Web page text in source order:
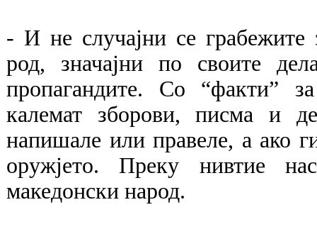
- И не случајни се
род, значајни по своите
пропагандите. Со “факти”
калемат зборови, писма и
напишале или правеле, а ако
оружјето. Преку нивтие
македонски народ.